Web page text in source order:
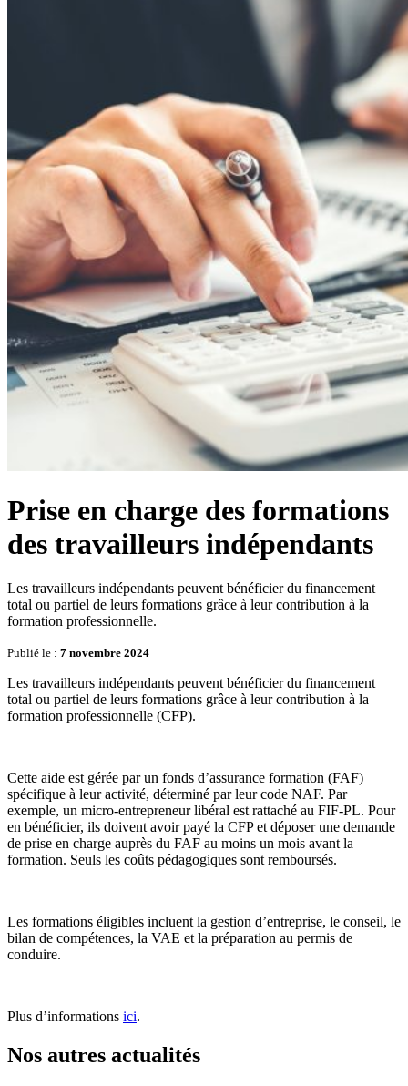
Prise en charge des formations
des travailleurs indépendants
Les travailleurs indépendants peuvent bénéficier du financement
total ou partiel de leurs formations grâce à leur contribution à la
formation professionnelle.
Publié le : 7 novembre 2024
Les travailleurs indépendants peuvent bénéficier du financement
total ou partiel de leurs formations grâce à leur contribution à la
formation professionnelle (CFP).
Cette aide est gérée par un fonds d’assurance formation (FAF)
spécifique à leur activité, déterminé par leur code NAF. Par
exemple, un micro-entrepreneur libéral est rattaché au FIF-PL. Pour
en bénéficier, ils doivent avoir payé la CFP et déposer une demande
de prise en charge auprès du FAF au moins un mois avant la
formation. Seuls les coûts pédagogiques sont remboursés.
Les formations éligibles incluent la gestion d’entreprise, le conseil, le
bilan de compétences, la VAE et la préparation au permis de
conduire.
Plus d’informations ici.
Nos autres actualités